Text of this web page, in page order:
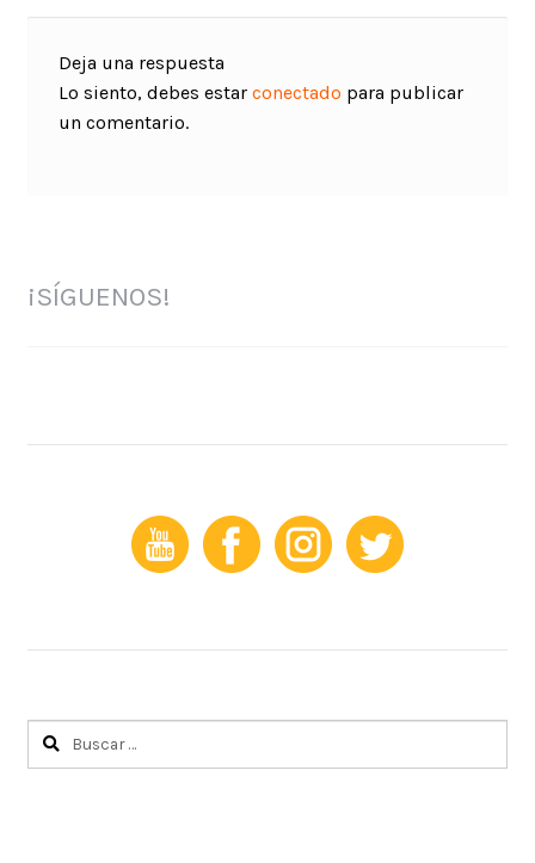
Deja una respuesta
Lo siento, debes estar conectado para publicar
un comentario.
¡SÍGUENOS!
Buscar: